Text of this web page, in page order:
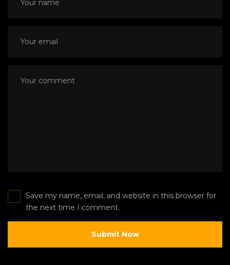
Save my name, email, and website in this browser for
the next time I comment.